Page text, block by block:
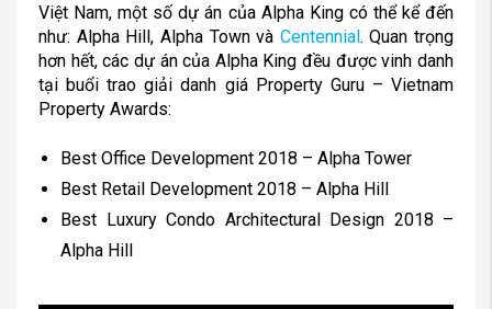
Việt Nam, một số dự án của Alpha King có thể kể đến
như: Alpha Hill, Alpha Town và Centennial. Quan trọng
hơn hết, các dự án của Alpha King đều được vinh danh
tại buổi trao giải danh giá Property Guru – Vietnam
Property Awards:
Best Office Development 2018 – Alpha Tower
Best Retail Development 2018 – Alpha Hill
Best Luxury Condo Architectural Design 2018 –
Alpha Hill